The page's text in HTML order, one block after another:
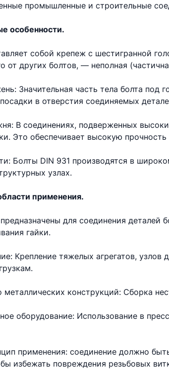
промышленные и строительные
особенности.
собой крепеж с шестигранной
от других болтов, — неполная
Значительная часть тела болта
в отверстия соединяемых
В соединениях, подверженных
Это обеспечивает высокую
Болты DIN 931 производятся в
узлах.
применения.
для соединения
гайки.
Крепление тяжелых агрегатов, узлов
металлических конструкций: Сборка
оборудование: Использование в
применения: соединение должно
избежать повреждения резьбовых